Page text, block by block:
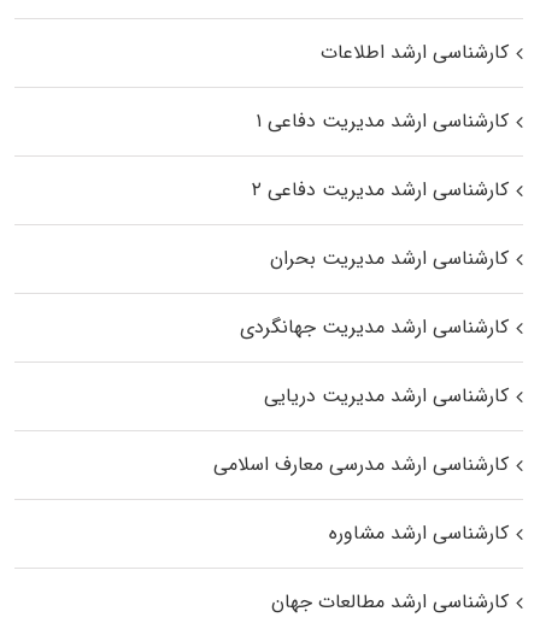
کارشناسی ارشد اطلاعات
کارشناسی ارشد مدیریت دفاعی ۱
کارشناسی ارشد مدیریت دفاعی ۲
کارشناسی ارشد مدیریت بحران
کارشناسی ارشد مدیریت جهانگردی
کارشناسی ارشد مدیریت دریایی
کارشناسی ارشد مدرسی معارف اسلامی
کارشناسی ارشد مشاوره
کارشناسی ارشد مطالعات جهان